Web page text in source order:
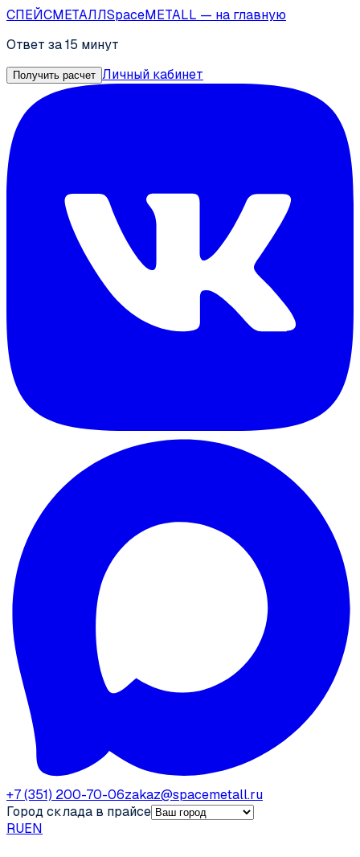
СПЕЙСМЕТАЛЛSpaceMETALL — на главную
Ответ за 15 минут
Получить расчет Личный кабинет
+7 (351) 200-70-06zakaz@spacemetall.ru
Город склада в прайсе
RUEN